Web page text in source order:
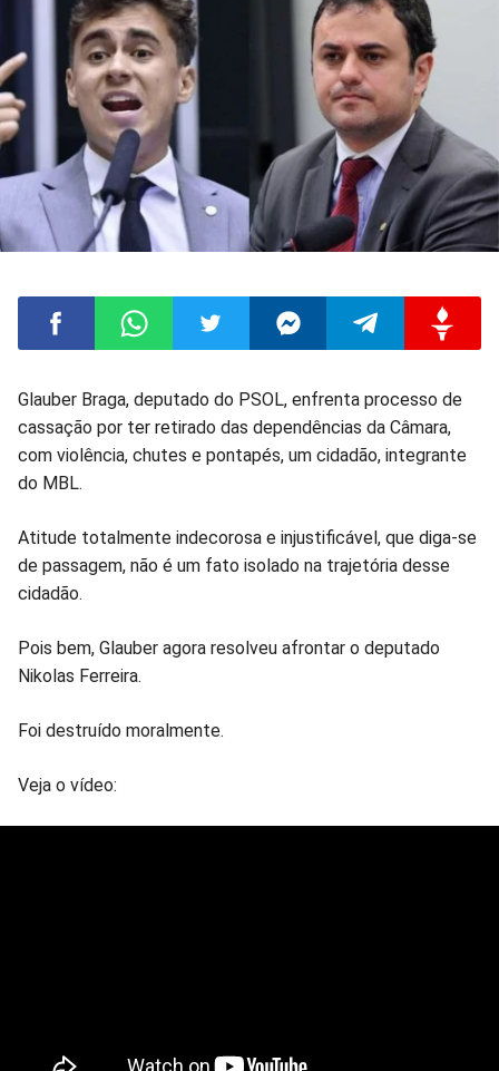
Compartilhar
no
Compartilhar
no
Compartilhar
no
Compartilhar
no
Compartilhar
no
no
Glauber Braga, deputado do PSOL, enfrenta processo de
cassação por ter retirado das dependências da Câmara,
com violência, chutes e pontapés, um cidadão, integrante
do MBL.
Atitude totalmente indecorosa e injustificável, que diga-se
de passagem, não é um fato isolado na trajetória desse
cidadão.
Pois bem, Glauber agora resolveu afrontar o deputado
Nikolas Ferreira.
Foi destruído moralmente.
Veja o vídeo: